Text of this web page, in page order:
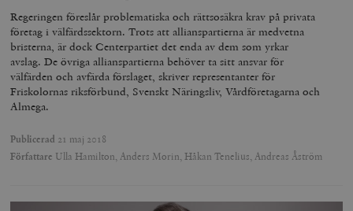
Regeringen föreslår problematiska och rättsosäkra krav på privata
företag i välfärdssektorn. Trots att allianspartierna är medvetna
bristerna, är dock Centerpartiet det enda av dem som yrkar
avslag. De övriga allianspartierna behöver ta sitt ansvar för
välfärden och avfärda förslaget, skriver representanter för
Friskolornas riksförbund, Svenskt Näringsliv, Vårdföretagarna och
Almega.
Publicerad 21 maj 2018
Författare Ulla Hamilton, Anders Morin, Håkan Tenelius, Andreas Åström